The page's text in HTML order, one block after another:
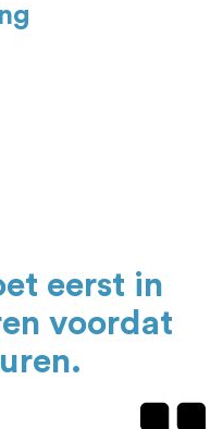
eerst in
voordat